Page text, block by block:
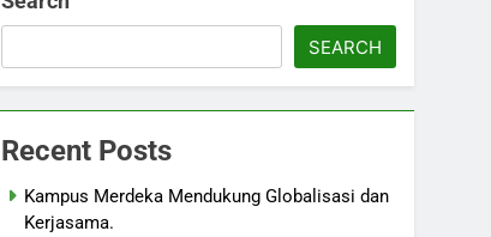
SEARCH
Recent Posts
Kampus Merdeka Mendukung Globalisasi dan
Kerjasama.